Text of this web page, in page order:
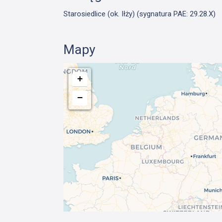
Starosiedlice (ok. Iłży) (sygnatura PAE: 29.28.X)
Mapy
+
−